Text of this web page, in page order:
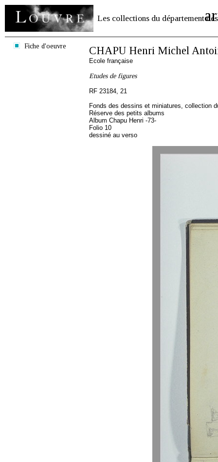
Les collections du département des
Fiche d'oeuvre CHAPU Henri Michel
Ecole française
Etudes de figures
RF 23184, 21
Fonds des dessins et miniatures, collection
Réserve des petits albums
Album Chapu Henri -73-
Folio 10
dessiné au verso